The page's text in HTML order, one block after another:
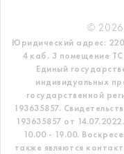
©
Юридический адрес:
4 каб. 3 помещение ТС
Единый
индивидуальных
государственной
193635857.
193635857 от
10.00 - 19.00.
также являются